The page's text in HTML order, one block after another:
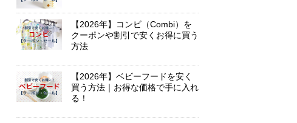
【2026年】コンビ（Combi）を
クーポンや割引で安くお得に買う
方法
【2026年】ベビーフードを安く
買う方法｜お得な価格で手に入れ
る！